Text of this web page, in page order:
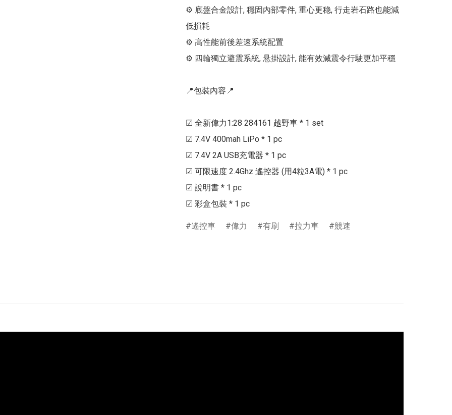
⚙ 底盤合金設計, 穩固內部零件, 重心更稳, 行走岩石路也能減
低損耗
⚙ 高性能前後差速系統配置
⚙ 四輪獨立避震系統, 悬掛設計, 能有效減震令行駛更加平穩
📍包裝內容📍
☑ 全新偉力1:28 284161 越野車 * 1 set
☑ 7.4V 400mah LiPo * 1 pc
☑ 7.4V 2A USB充電器 * 1 pc
☑ 可限速度 2.4Ghz 遙控器 (用4粒3A電) * 1 pc
☑ 說明書 * 1 pc
遙控車 偉力 有刷 拉力車 競速